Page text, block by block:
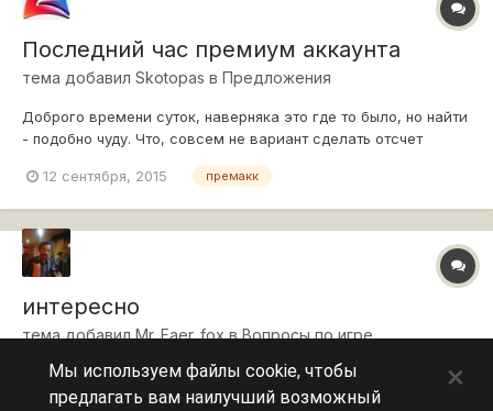
Последний час премиум аккаунта
тема добавил Skotopas в Предложения
Доброго времени суток, наверняка это где то было, но найти
- подобно чуду. Что, совсем не вариант сделать отсчет
сделано в личных резервах. я играю редко и покупаю прем
успеешь...
12 сентября, 2015 премакк
интересно
тема добавилMr_Faer_foxвВопросы по игре
за последнее время создано 100500 тем по поводу
1.блокировка аккаунта 2.смена пароля 3.и др. НО!!!! суть
Мы используем файлы cookie, чтобы
предлагать вам наилучший возможный
×